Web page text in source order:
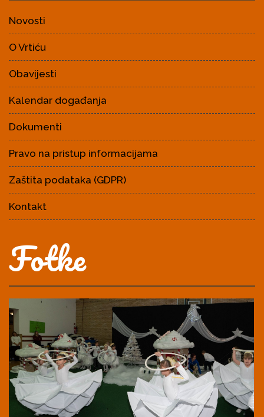
Novosti
O Vrtiću
Obavijesti
Kalendar događanja
Dokumenti
Pravo na pristup informacijama
Zaštita podataka (GDPR)
Kontakt
Fotke